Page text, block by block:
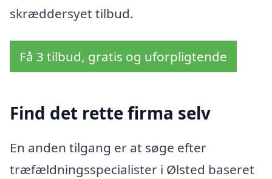
skræddersyet tilbud.
Få 3 tilbud, gratis og uforpligtende
Find det rette firma selv
En anden tilgang er at søge efter
træfældningsspecialister i Ølsted baseret